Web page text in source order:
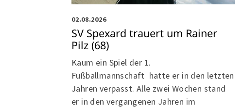
02.08.2026
SV Spexard trauert um Rainer
Pilz (68)
Kaum ein Spiel der 1.
Fußballmannschaft hatte er in den letzten
Jahren verpasst. Alle zwei Wochen stand
er in den vergangenen Jahren im